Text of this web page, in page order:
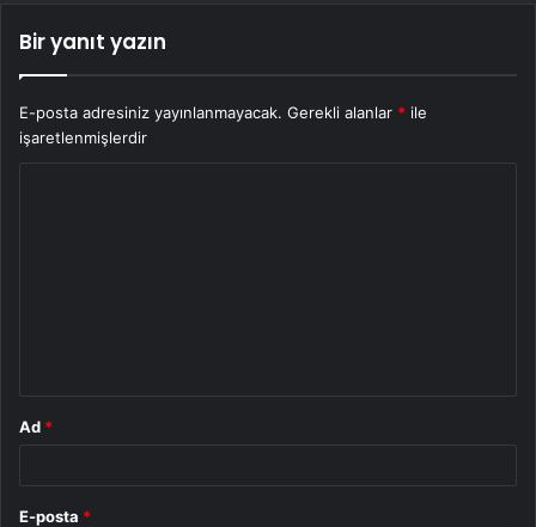
Bir yanıt yazın
E-posta adresiniz yayınlanmayacak. Gerekli alanlar * ile
işaretlenmişlerdir
Ad *
E-posta *